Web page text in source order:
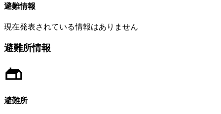
避難情報
現在発表されている情報はありません
避難所情報
避難所